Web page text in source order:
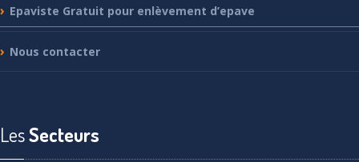
Epaviste Gratuit pour enlèvement d’epave
Nous contacter
LesSecteurs